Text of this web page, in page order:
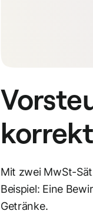
Mit zwei MwSt-
Beispiel: Eine
Getränke.